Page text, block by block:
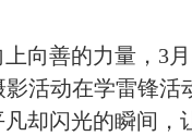
向善的力量， 3月
活动在学雷锋活
却闪光的瞬间，